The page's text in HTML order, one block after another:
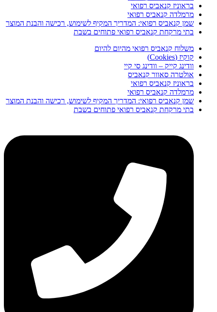
בראוניז קנאביס רפואי
מרמלדה קנאביס רפואי
שמן קנאביס רפואי: המדריך המקיף לשימוש, רכישה והבנת המוצר
בתי מרקחת קנאביס רפואי פתוחים בשבת
משלוח קנאביס רפואי מהיום להיום
קוקיז (Cookies)
וודינג קייק – וודינג סי קיי
אולטרה סאוור קנאביס
בראוניז קנאביס רפואי
מרמלדה קנאביס רפואי
שמן קנאביס רפואי: המדריך המקיף לשימוש, רכישה והבנת המוצר
בתי מרקחת קנאביס רפואי פתוחים בשבת